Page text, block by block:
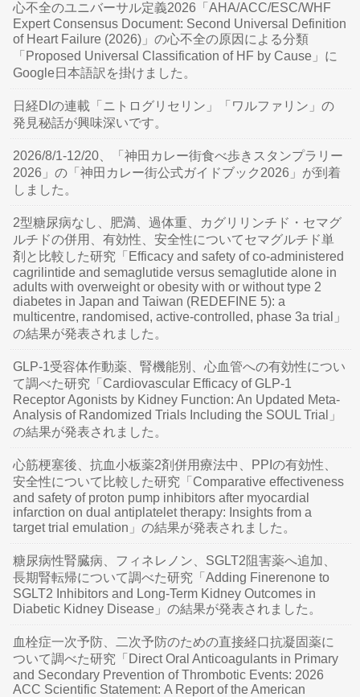
心不全のユニバーサル定義2026「AHA/ACC/ESC/WHF
Expert Consensus Document: Second Universal Definition
of Heart Failure (2026)」の心不全の原因による分類
「Proposed Universal Classification of HF by Cause」に
Google日本語訳を掛けました。
日経DIの連載「ニトログリセリン」「ワルファリン」の
発見秘話が興味深いです。
2026/8/1-12/20、「神田カレー街食べ歩きスタンプラリー
2026」の「神田カレー街公式ガイドブック2026」が到着
しました。
2型糖尿病なし、肥満、過体重、カグリリンチド・セマグ
ルチドの併用、有効性、安全性についてセマグルチド単
剤と比較した研究「Efficacy and safety of co-administered
cagrilintide and semaglutide versus semaglutide alone in
adults with overweight or obesity with or without type 2
diabetes in Japan and Taiwan (REDEFINE 5): a
multicentre, randomised, active-controlled, phase 3a trial」
の結果が発表されました。
GLP-1受容体作動薬、腎機能別、心血管への有効性につい
て調べた研究「Cardiovascular Efficacy of GLP-1
Receptor Agonists by Kidney Function: An Updated Meta-
Analysis of Randomized Trials Including the SOUL Trial」
の結果が発表されました。
心筋梗塞後、抗血小板薬2剤併用療法中、PPIの有効性、
安全性について比較した研究「Comparative effectiveness
and safety of proton pump inhibitors after myocardial
infarction on dual antiplatelet therapy: Insights from a
target trial emulation」の結果が発表されました。
糖尿病性腎臓病、フィネレノン、SGLT2阻害薬へ追加、
長期腎転帰について調べた研究「Adding Finerenone to
SGLT2 Inhibitors and Long-Term Kidney Outcomes in
Diabetic Kidney Disease」の結果が発表されました。
血栓症一次予防、二次予防のための直接経口抗凝固薬に
ついて調べた研究「Direct Oral Anticoagulants in Primary
and Secondary Prevention of Thrombotic Events: 2026
ACC Scientific Statement: A Report of the American